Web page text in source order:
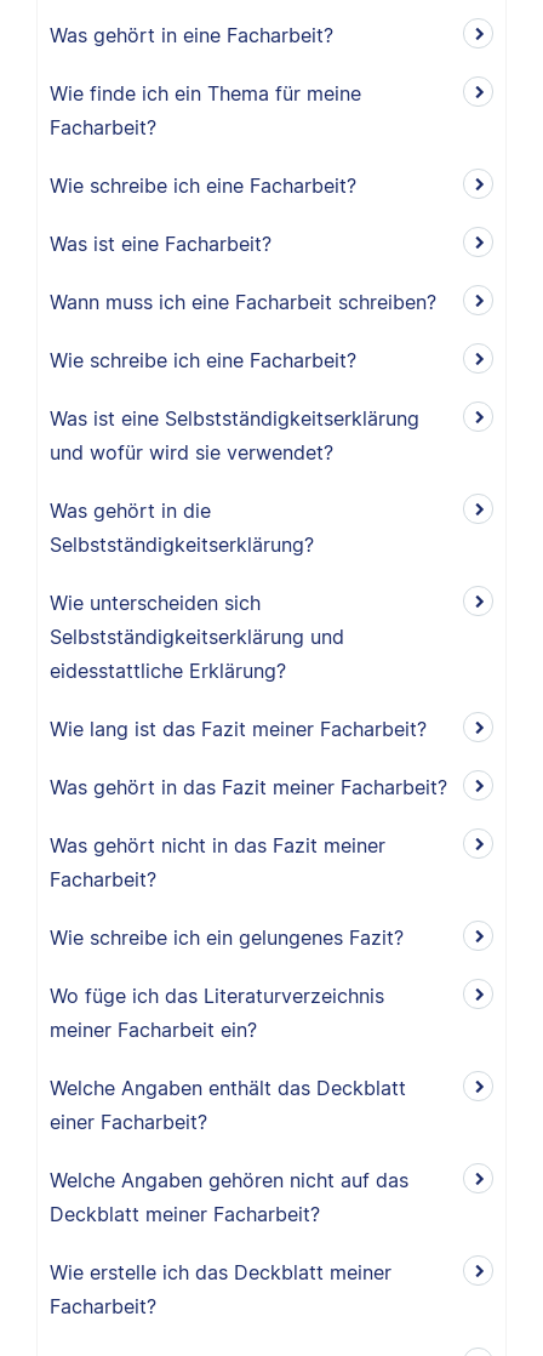
Was gehört in eine Facharbeit?
Wie finde ich ein Thema für meine
Facharbeit?
Wie schreibe ich eine Facharbeit?
Was ist eine Facharbeit?
Wann muss ich eine Facharbeit schreiben?
Wie schreibe ich eine Facharbeit?
Was ist eine Selbstständigkeitserklärung
und wofür wird sie verwendet?
Was gehört in die
Selbstständigkeitserklärung?
Wie unterscheiden sich
Selbstständigkeitserklärung und
eidesstattliche Erklärung?
Wie lang ist das Fazit meiner Facharbeit?
Was gehört in das Fazit meiner Facharbeit?
Was gehört nicht in das Fazit meiner
Facharbeit?
Wie schreibe ich ein gelungenes Fazit?
Wo füge ich das Literaturverzeichnis
meiner Facharbeit ein?
Welche Angaben enthält das Deckblatt
einer Facharbeit?
Welche Angaben gehören nicht auf das
Deckblatt meiner Facharbeit?
Wie erstelle ich das Deckblatt meiner
Facharbeit?